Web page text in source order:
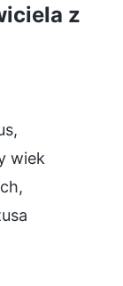
z
wiek